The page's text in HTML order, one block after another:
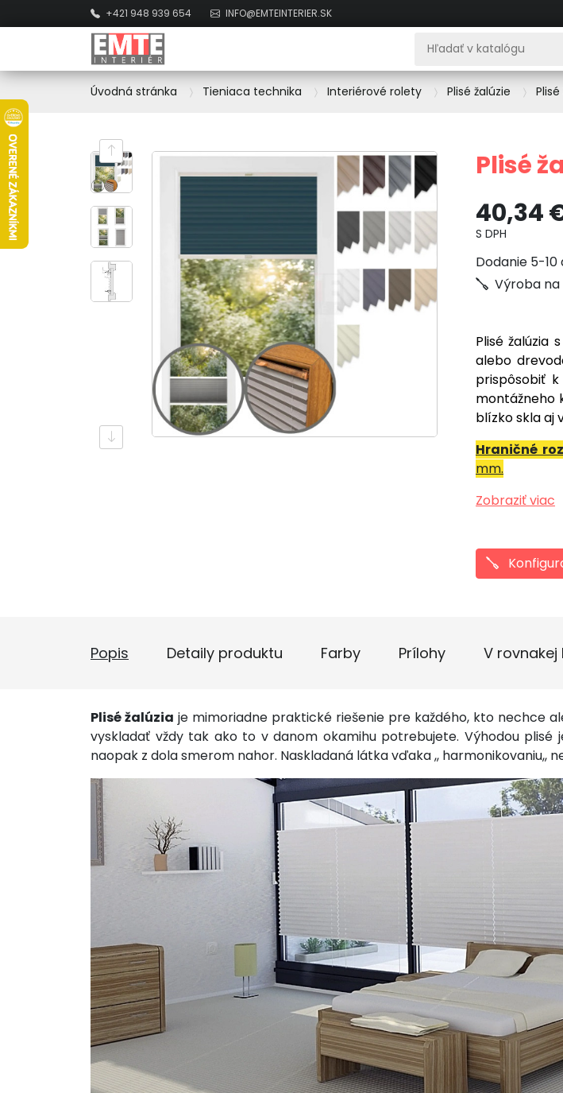
+421 948 939 654 INFO@EMTEINTERIER.SK
Úvodná stránka Tieniaca technika Interiérové rolety Plisé žalúzie
Plisé
40,34
S DPH
Dodanie 5-10
Výroba
Plisé žalúzia
alebo
prispôsobiť
montážneho
blízko skla aj
Hraničné
mm.
Zobraziť viac
Popis Detaily produktu Farby Prílohy V
Plisé žalúzia je mimoriadne praktické riešenie pre každého, kto nechce
vyskladať vždy tak ako to v danom okamihu potrebujete. Výhodou
naopak z dola smerom nahor. Naskladaná látka vďaka ,, harmonikovaniu,,